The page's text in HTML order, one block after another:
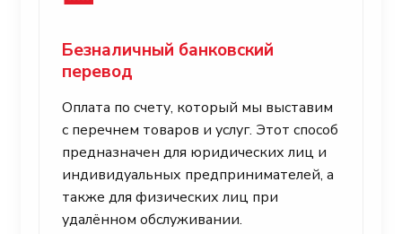
Безналичный банковский
перевод
Оплата по счету, который мы выставим
с перечнем товаров и услуг. Этот способ
предназначен для юридических лиц и
индивидуальных предпринимателей, а
также для физических лиц при
удалённом обслуживании.